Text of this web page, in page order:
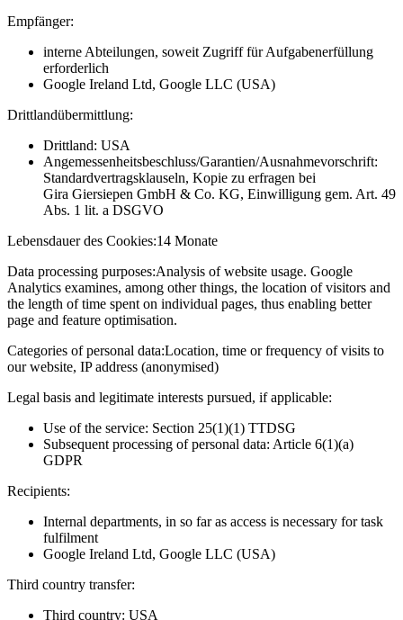
Empfänger:
interne Abteilungen, soweit Zugriff für Aufgabenerfüllung
erforderlich
Google Ireland Ltd, Google LLC (USA)
Drittlandübermittlung:
Drittland: USA
Angemessenheitsbeschluss/Garantien/Ausnahmevorschrift:
Standardvertragsklauseln, Kopie zu erfragen bei
Gira Giersiepen GmbH & Co. KG, Einwilligung gem. Art. 49
Abs. 1 lit. a DSGVO
Lebensdauer des Cookies:14 Monate
Data processing purposes:Analysis of website usage. Google
Analytics examines, among other things, the location of visitors and
the length of time spent on individual pages, thus enabling better
page and feature optimisation.
Categories of personal data:Location, time or frequency of visits to
our website, IP address (anonymised)
Legal basis and legitimate interests pursued, if applicable:
Use of the service: Section 25(1)(1) TTDSG
Subsequent processing of personal data: Article 6(1)(a)
GDPR
Recipients:
Internal departments, in so far as access is necessary for task
fulfilment
Google Ireland Ltd, Google LLC (USA)
Third country transfer:
Third country: USA